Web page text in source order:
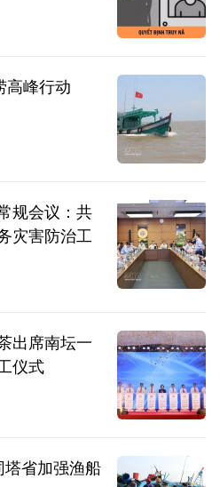
高峰行动
规会议：共
灾害防治工
出席南坛一
仪式
塔省加强渔船